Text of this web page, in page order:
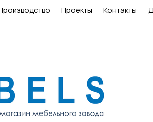
Проекты Контакты